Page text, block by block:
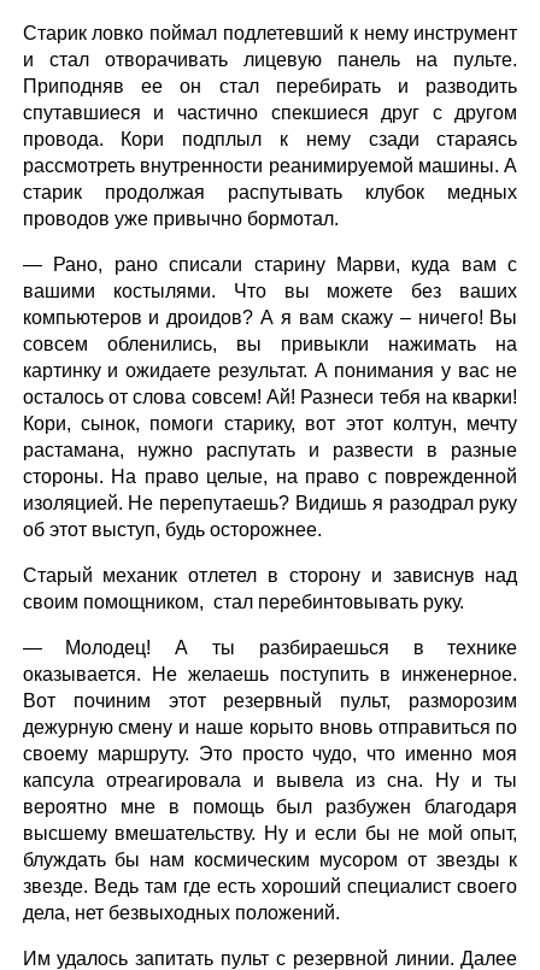
Старик ловко поймал подлетевший к нему инструмент
и стал отворачивать лицевую панель на пульте.
Приподняв ее он стал перебирать и разводить
спутавшиеся и частично спекшиеся друг с другом
провода. Кори подплыл к нему сзади стараясь
рассмотреть внутренности реанимируемой машины. А
старик продолжая распутывать клубок медных
проводов уже привычно бормотал.
— Рано, рано списали старину Марви, куда вам с
вашими костылями. Что вы можете без ваших
компьютеров и дроидов? А я вам скажу – ничего! Вы
совсем обленились, вы привыкли нажимать на
картинку и ожидаете результат. А понимания у вас не
осталось от слова совсем! Ай! Разнеси тебя на кварки!
Кори, сынок, помоги старику, вот этот колтун, мечту
растамана, нужно распутать и развести в разные
стороны. На право целые, на право с поврежденной
изоляцией. Не перепутаешь? Видишь я разодрал руку
об этот выступ, будь осторожнее.
Старый механик отлетел в сторону и зависнув над
своим помощником, стал перебинтовывать руку.
— Молодец! А ты разбираешься в технике
оказывается. Не желаешь поступить в инженерное.
Вот починим этот резервный пульт, разморозим
дежурную смену и наше корыто вновь отправиться по
своему маршруту. Это просто чудо, что именно моя
капсула отреагировала и вывела из сна. Ну и ты
вероятно мне в помощь был разбужен благодаря
высшему вмешательству. Ну и если бы не мой опыт,
блуждать бы нам космическим мусором от звезды к
звезде. Ведь там где есть хороший специалист своего
дела, нет безвыходных положений.
Им удалось запитать пульт с резервной линии. Далее